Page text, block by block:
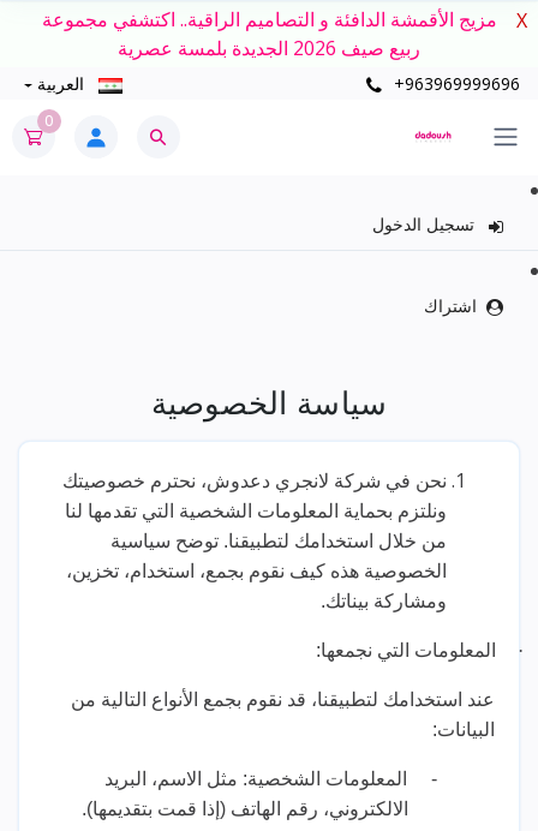
مزيج الأقمشة الدافئة و التصاميم الراقية.. اكتشفي مجموعة
ربيع صيف 2026 الجديدة بلمسة عصرية
X
+963969999696 العربية
0
تسجيل الدخول
اشتراك
سياسة الخصوصية
نحن في شركة لانجري دعدوش، نحترم خصوصيتك
ونلتزم بحماية المعلومات الشخصية التي تقدمها لنا
من خلال استخدامك لتطبيقنا. توضح سياسية
الخصوصية هذه كيف نقوم بجمع، استخدام، تخزين،
ومشاركة بيناتك.
· المعلومات التي نجمعها:
عند استخدامك لتطبيقنا، قد نقوم بجمع الأنواع التالية من
البيانات:
-
المعلومات الشخصية: مثل الاسم، البريد
الالكتروني، رقم الهاتف (إذا قمت بتقديمها).